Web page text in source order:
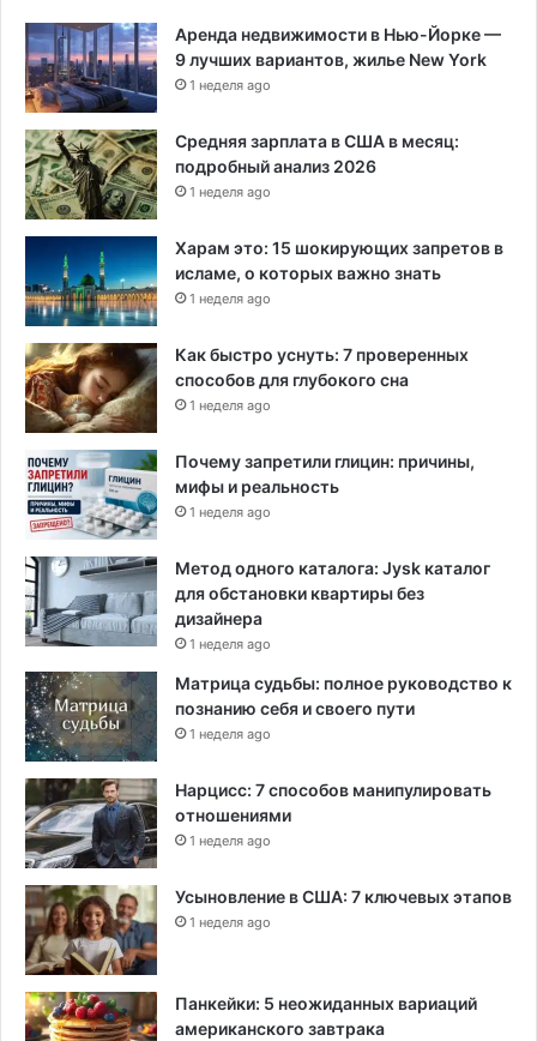
у
в
в
о
з
у
Аренда недвижимости в Нью-Йорке —
9 лучших вариантов, жилье New York
1 неделя ago
Средняя зарплата в США в месяц:
подробный анализ 2026
1 неделя ago
Харам это: 15 шокирующих запретов в
исламе, о которых важно знать
1 неделя ago
Как быстро уснуть: 7 проверенных
способов для глубокого сна
1 неделя ago
Почему запретили глицин: причины,
мифы и реальность
1 неделя ago
Метод одного каталога: Jysk каталог
для обстановки квартиры без
дизайнера
1 неделя ago
Матрица судьбы: полное руководство к
познанию себя и своего пути
1 неделя ago
Нарцисс: 7 способов манипулировать
отношениями
1 неделя ago
Усыновление в США: 7 ключевых этапов
1 неделя ago
Панкейки: 5 неожиданных вариаций
американского завтрака